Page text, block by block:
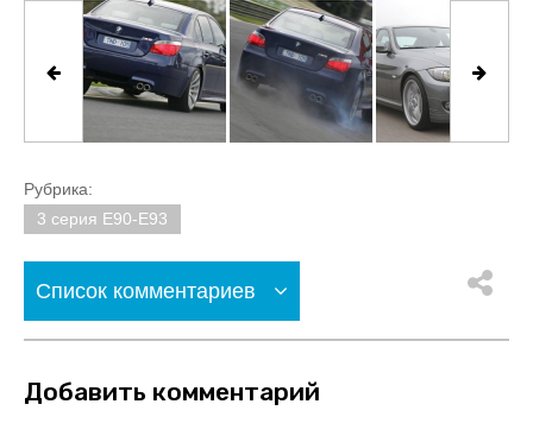
Рубрика:
3 серия E90-E93
Список комментариев
Добавить комментарий